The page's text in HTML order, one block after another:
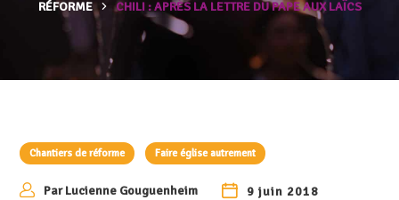
RÉFORME
CHILI : APRÈS LA LETTRE DU PAPE AUX LAÏCS
Chantiers de réforme Faire église autrement
ParLucienne Gouguenheim
9 juin 2018